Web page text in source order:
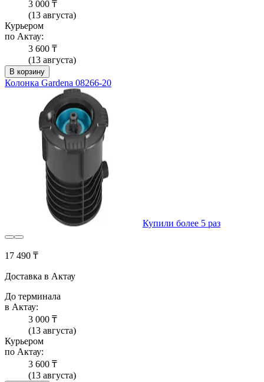
3 000 ₸
(13 августа)
Курьером
по Актау:
3 600 ₸
(13 августа)
В корзину
Колонка Gardena 08266-20
Купили более 5 раз
17 490 ₸
Доставка в Актау
До терминала
в Актау:
3 000 ₸
(13 августа)
Курьером
по Актау:
3 600 ₸
(13 августа)